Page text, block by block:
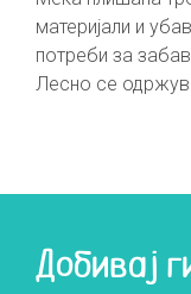
материјали и
потреби за
Лесно се
Добивај